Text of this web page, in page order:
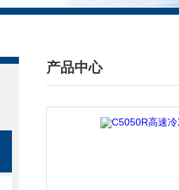
产品中心
/ PRODUCTS CENTER